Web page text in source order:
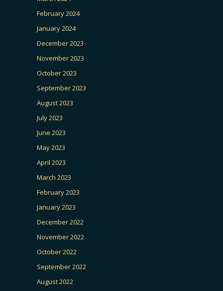
February 2024
January 2024
December 2023
November 2023
October 2023
September 2023
August 2023
July 2023
June 2023
May 2023
April 2023
March 2023
February 2023
January 2023
December 2022
November 2022
October 2022
September 2022
August 2022